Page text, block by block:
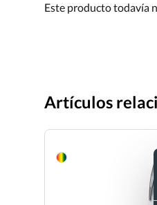
Este producto todavía
Artículos